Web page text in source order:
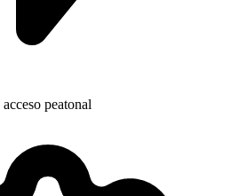
peatonal